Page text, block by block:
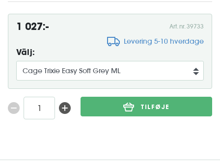
1 027:- Art. nr. 39733
Levering 5-10 hverdage
Välj:
TILFØJE